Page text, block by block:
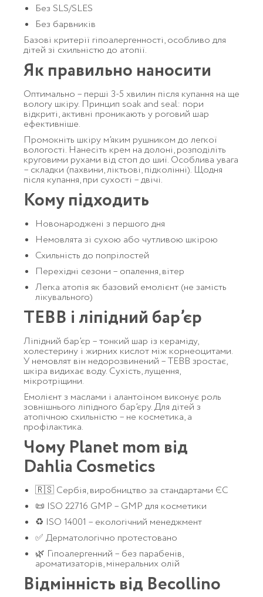
Без SLS/SLES
Без барвників
Базові критерії гіпоалергенності, особливо для
дітей зі схильністю до атопії.
Як правильно наносити
Оптимально – перші 3-5 хвилин після купання на ще
вологу шкіру. Принцип soak and seal: пори
відкриті, активні проникають у роговий шар
ефективніше.
Промокніть шкіру м’яким рушником до легкої
вологості. Нанесіть крем на долоні, розподіліть
круговими рухами від стоп до шиї. Особлива увага
– складки (пахвини, ліктьові, підколінні). Щодня
після купання, при сухості – двічі.
Кому підходить
Новонароджені з першого дня
Немовлята зі сухою або чутливою шкірою
Схильність до попрілостей
Перехідні сезони – опалення, вітер
Легка атопія як базовий емолієнт (не замість
лікувального)
ТЕВВ і ліпідний бар’єр
Ліпідний бар’єр – тонкий шар із кераміду,
холестерину і жирних кислот між корнеоцитами.
У немовлят він недорозвинений – ТЕВВ зростає,
шкіра видихає воду. Сухість, лущення,
мікротріщини.
Емолієнт з маслами і алантоїном виконує роль
зовнішнього ліпідного бар’єру. Для дітей з
атопічною схильністю – не косметика, а
профілактика.
Чому Planet mom від
Dahlia Cosmetics
🇷🇸 Сербія, виробництво за стандартами ЄС
📜 ISO 22716 GMP – GMP для косметики
♻️ ISO 14001 – екологічний менеджмент
✅ Дерматологічно протестовано
🌿 Гіпоалергенний – без парабенів,
ароматизаторів, мінеральних олій
Відмінність від Becollino